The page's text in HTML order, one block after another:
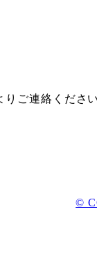
ご連絡ください
©